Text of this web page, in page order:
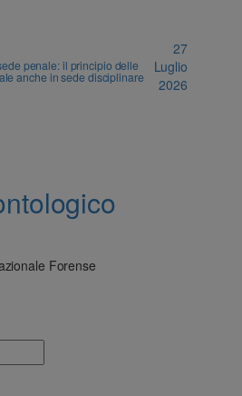
penale: il principio delle
anche in sede disciplinare
27
Luglio
2026
Forense